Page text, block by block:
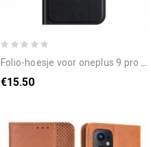
folio-hoesje voor oneplus 9 pro klassiek
€15.50